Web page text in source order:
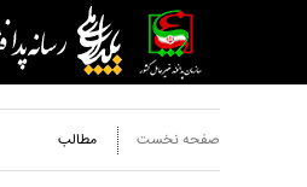
صفحه نخست مطالب